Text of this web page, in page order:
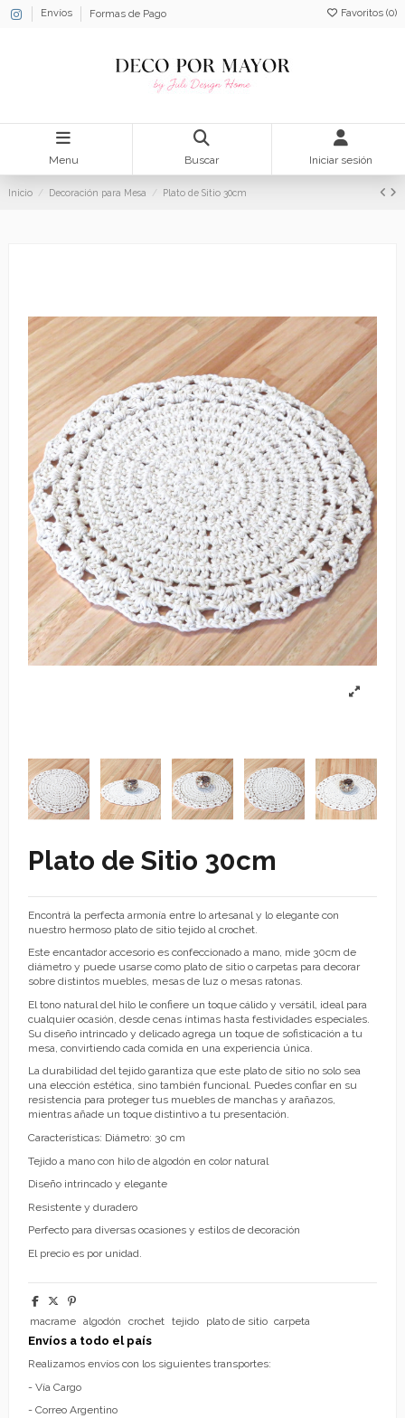
Envíos Formas de Pago Favoritos (0)
Menu Buscar Iniciar sesión
Inicio Decoración para Mesa Plato de Sitio 30cm
Plato de Sitio 30cm
Encontrá la perfecta armonía entre lo artesanal y lo elegante con
nuestro hermoso plato de sitio tejido al crochet.
Este encantador accesorio es confeccionado a mano, mide 30cm de
diámetro y puede usarse como plato de sitio o carpetas para decorar
sobre distintos muebles, mesas de luz o mesas ratonas.
El tono natural del hilo le confiere un toque cálido y versátil, ideal para
cualquier ocasión, desde cenas íntimas hasta festividades especiales.
Su diseño intrincado y delicado agrega un toque de sofisticación a tu
mesa, convirtiendo cada comida en una experiencia única.
La durabilidad del tejido garantiza que este plato de sitio no solo sea
una elección estética, sino también funcional. Puedes confiar en su
resistencia para proteger tus muebles de manchas y arañazos,
mientras añade un toque distintivo a tu presentación.
Características: Diámetro: 30 cm
Tejido a mano con hilo de algodón en color natural
Diseño intrincado y elegante
Resistente y duradero
Perfecto para diversas ocasiones y estilos de decoración
El precio es por unidad.
macrame algodón crochet tejido plato de sitio carpeta
Envíos a todo el país
Realizamos envíos con los siguientes transportes:
- Vía Cargo
- Correo Argentino